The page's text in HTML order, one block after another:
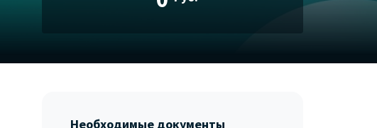
Необходимые документы